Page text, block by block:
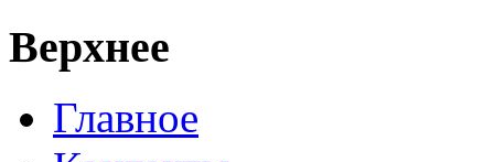
Верхнее
Главное